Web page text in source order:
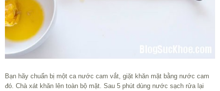
Bạn hãy chuẩn bị một ca nước cam vắt, giặt khăn mặt bằng nước cam
đó. Chà xát khăn lên toàn bộ mặt. Sau 5 phút dùng nước sạch rửa lại